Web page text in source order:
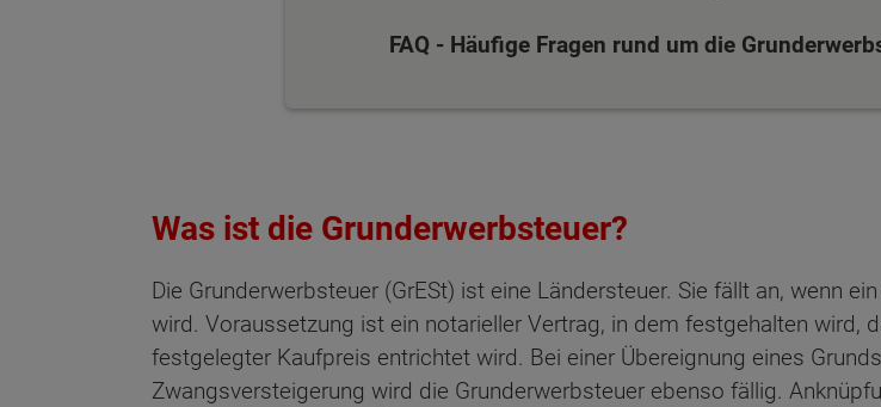
FAQ - Häufige Fragen rund um die
Was ist die Grunderwerbsteuer?
Die Grunderwerbsteuer (GrESt) ist eine Ländersteuer. Sie fällt an, wenn
wird. Voraussetzung ist ein notarieller Vertrag, in dem festgehalten wird,
festgelegter Kaufpreis entrichtet wird. Bei einer Übereignung eines
Zwangsversteigerung wird die Grunderwerbsteuer ebenso fällig.